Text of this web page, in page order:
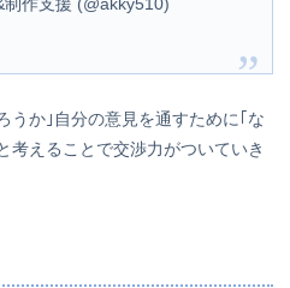
うか｣自分の意見を通すために｢な
考えることで交渉力がついていき